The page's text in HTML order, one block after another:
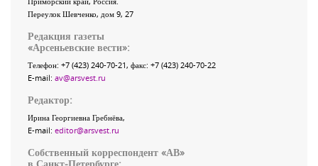
Переулок Шевченко, дом 9, 27
Редакция газеты
«Арсеньевские вести»:
Телефон: +7 (423) 240-70-21, факс: +7 (423) 240-70-22
E-mail: av@arsvest.ru
Редактор:
Ирина Георгиевна Гребнёва,
E-mail: editor@arsvest.ru
Собственный корреспондент «АВ»